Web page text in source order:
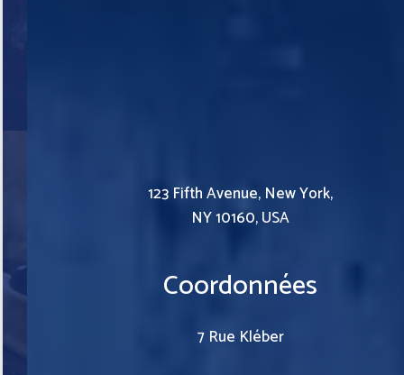
123 Fifth Avenue, New York,
NY 10160, USA
Coordonnées
7 Rue Kléber